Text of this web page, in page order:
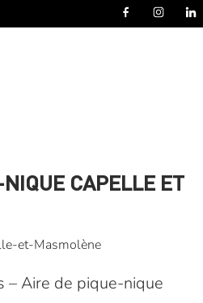
CAPELLE ET
et-Masmolène
– Aire de pique-nique